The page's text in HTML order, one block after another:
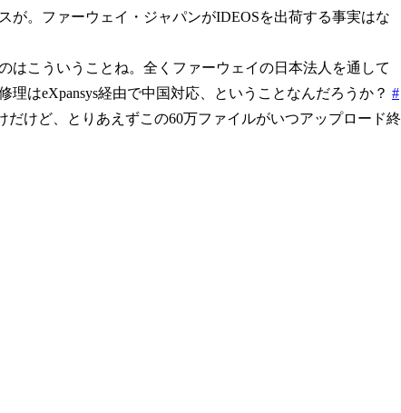
が。ファーウェイ・ジャパンがIDEOSを出荷する事実はな
はこういうことね。全くファーウェイの日本法人を通して
はeXpansys経由で中国対応、ということなんだろうか？ #
だけど、とりあえずこの60万ファイルがいつアップロード終